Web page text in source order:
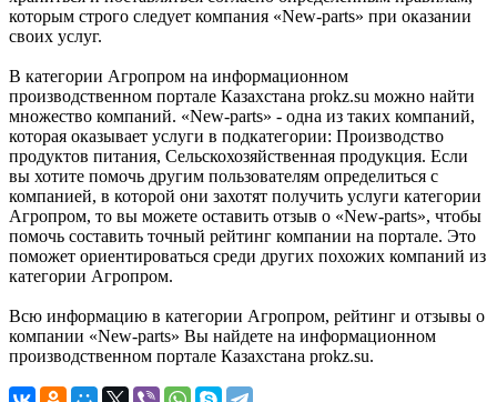
которым строго следует компания «New-parts» при оказании
своих услуг.
В категории Агропром на информационном
производственном портале Казахстана prokz.su можно найти
множество компаний. «New-parts» - одна из таких компаний,
которая оказывает услуги в подкатегории: Производство
продуктов питания, Сельскохозяйственная продукция. Если
вы хотите помочь другим пользователям определиться с
компанией, в которой они захотят получить услуги категории
Агропром, то вы можете оставить отзыв о «New-parts», чтобы
помочь составить точный рейтинг компании на портале. Это
поможет ориентироваться среди других похожих компаний из
категории Агропром.
Всю информацию в категории Агропром, рейтинг и отзывы о
компании «New-parts» Вы найдете на информационном
производственном портале Казахстана prokz.su.